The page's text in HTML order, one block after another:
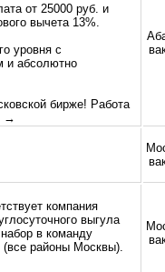
от 25000 руб. и
вычета 13%.
уровня с
и абсолютно
бирже! Работа
→
компания
выгула
в команду
районы Москвы).